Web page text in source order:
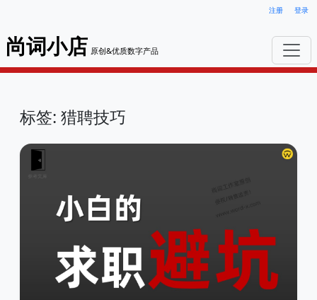
注册 登录
尚词小店 原创&优质数字产品
标签: 猎聘技巧